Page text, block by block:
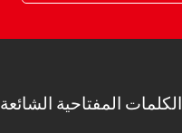
الكلمات المفتاحية الشائعة